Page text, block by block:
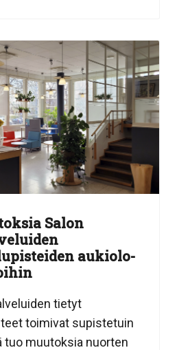
Salon
aukiolo-
tietyt
toimivat supistetuin
tuo muutoksia nuorten